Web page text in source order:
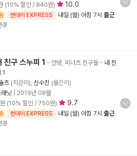
(10% 할인 / 840원) 10.0
썬데이 EXPRESS 내일 (월) 아침 7시 출근
경
친구 스누피 1 - 안녕, 피너츠 친구들 - 내 친
1
츠 (지은이), 신수진 (옮긴이)
닛
2019년 08월
원 (10% 할인 / 750원) 9.7
썬데이 EXPRESS 내일 (월) 아침 7시 출근
경